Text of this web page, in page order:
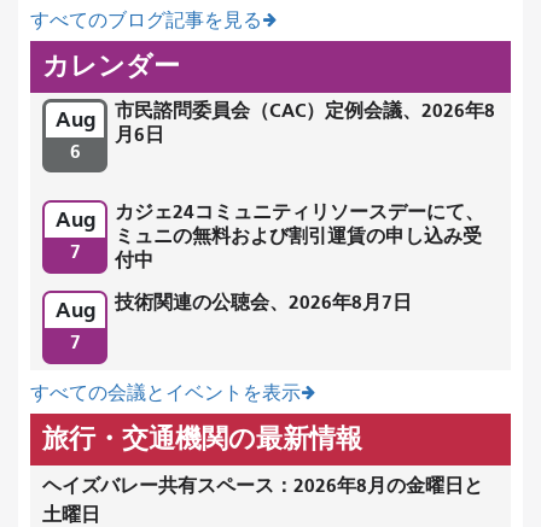
すべてのブログ記事を見る
カレンダー
Aug
6
市民諮問委員会（CAC）定例会議、2026年8
月6日
Aug
7
カジェ24コミュニティリソースデーにて、
ミュニの無料および割引運賃の申し込み受
付中
Aug
7
技術関連の公聴会、2026年8月7日
すべての会議とイベントを表示
旅行・交通機関の最新情報
ヘイズバレー共有スペース：2026年8月の金曜日と
土曜日